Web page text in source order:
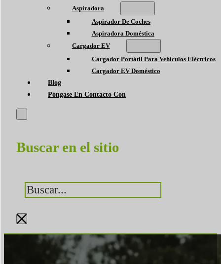
Aspiradora
Aspirador De Coches
Aspiradora Doméstica
Cargador EV
Cargador Portátil Para Vehículos Eléctricos
Cargador EV Doméstico
Blog
Póngase En Contacto Con
Buscar en el sitio
Buscar
×